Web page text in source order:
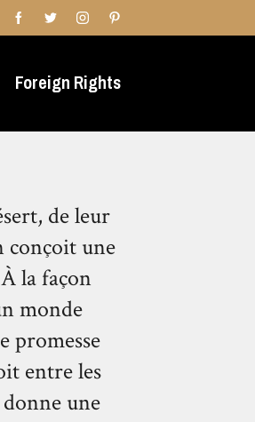
Foreign Rights
de leur
conçoit une
la façon
monde
promesse
entre les
une